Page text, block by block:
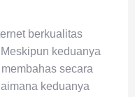
berkualitas
keduanya
secara
keduanya